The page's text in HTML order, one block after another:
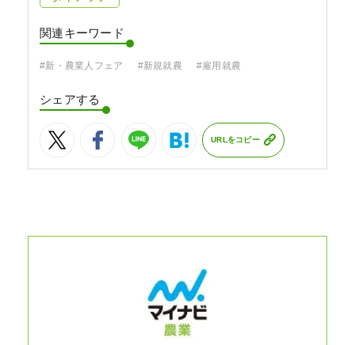
関連キーワード
#新・農業人フェア #新規就農 #雇用就農
シェアする
URLをコピー